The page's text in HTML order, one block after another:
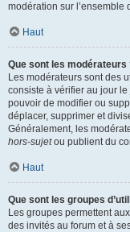
modération sur l’ensemble
Haut
Que sont les modérateurs
Les modérateurs sont des
consiste à vérifier au jour
pouvoir de modifier ou
déplacer, supprimer et
Généralement, les
hors-sujetou publient du
Haut
Que sont les groupes
Les groupes permettent
des invités au forum et à